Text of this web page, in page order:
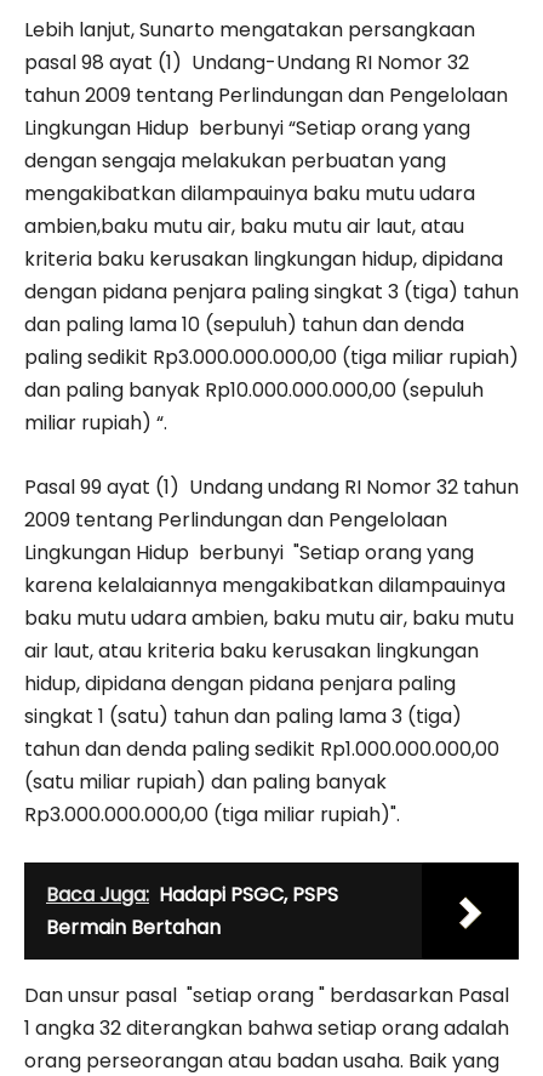
Lebih lanjut, Sunarto mengatakan persangkaan
pasal 98 ayat (1) Undang-Undang RI Nomor 32
tahun 2009 tentang Perlindungan dan Pengelolaan
Lingkungan Hidup berbunyi “Setiap orang yang
dengan sengaja melakukan perbuatan yang
mengakibatkan dilampauinya baku mutu udara
ambien,baku mutu air, baku mutu air laut, atau
kriteria baku kerusakan lingkungan hidup, dipidana
dengan pidana penjara paling singkat 3 (tiga) tahun
dan paling lama 10 (sepuluh) tahun dan denda
paling sedikit Rp3.000.000.000,00 (tiga miliar rupiah)
dan paling banyak Rp10.000.000.000,00 (sepuluh
miliar rupiah) “.
Pasal 99 ayat (1) Undang undang RI Nomor 32 tahun
2009 tentang Perlindungan dan Pengelolaan
Lingkungan Hidup berbunyi "Setiap orang yang
karena kelalaiannya mengakibatkan dilampauinya
baku mutu udara ambien, baku mutu air, baku mutu
air laut, atau kriteria baku kerusakan lingkungan
hidup, dipidana dengan pidana penjara paling
singkat 1 (satu) tahun dan paling lama 3 (tiga)
tahun dan denda paling sedikit Rp1.000.000.000,00
(satu miliar rupiah) dan paling banyak
Rp3.000.000.000,00 (tiga miliar rupiah)".
Baca Juga: Hadapi PSGC, PSPS
Bermain Bertahan
Dan unsur pasal "setiap orang " berdasarkan Pasal
1 angka 32 diterangkan bahwa setiap orang adalah
orang perseorangan atau badan usaha. Baik yang